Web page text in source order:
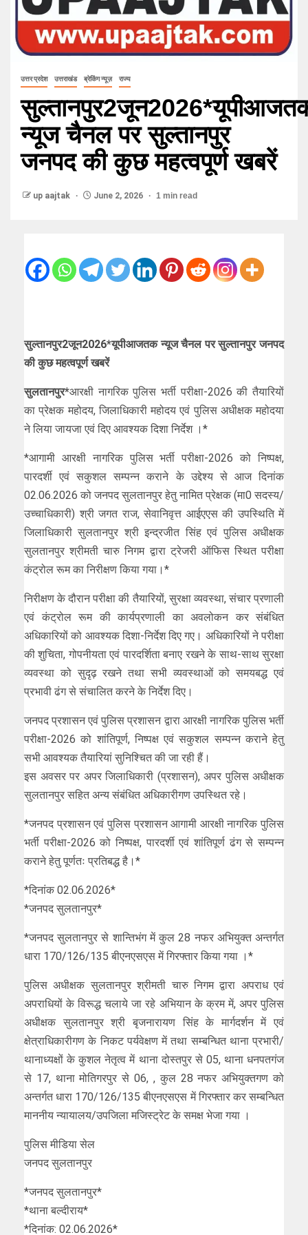
उत्तर प्रदेश उत्तराखंड ब्रेकिंग न्यूज़ राज्य
न्यूज चैनल पर सुल्तानपुर
जनपद की कुछ महत्वपूर्ण खबरें
up aajtak June 2, 2026 1 min read
सुल्तानपुर2जून2026*यूपीआजतक न्यूज चैनल पर सुल्तानपुर जनपद
की कुछ महत्वपूर्ण खबरें
सुलतानपुर*आरक्षी नागरिक पुलिस भर्ती परीक्षा-2026 की तैयारियों
का प्रेक्षक महोदय, जिलाधिकारी महोदय एवं पुलिस अधीक्षक महोदया
ने लिया जायजा एवं दिए आवश्यक दिशा निर्देश ।*
*आगामी आरक्षी नागरिक पुलिस भर्ती परीक्षा-2026 को निष्पक्ष,
पारदर्शी एवं सकुशल सम्पन्न कराने के उद्देश्य से आज दिनांक
02.06.2026 को जनपद सुलतानपुर हेतु नामित प्रेक्षक (मा0 सदस्य/
उच्चाधिकारी) श्री जगत राज, सेवानिवृत्त आईएएस की उपस्थिति में
जिलाधिकारी सुलतानपुर श्री इन्द्रजीत सिंह एवं पुलिस अधीक्षक
सुलतानपुर श्रीमती चारु निगम द्वारा ट्रेजरी ऑफिस स्थित परीक्षा
कंट्रोल रूम का निरीक्षण किया गया।*
निरीक्षण के दौरान परीक्षा की तैयारियों, सुरक्षा व्यवस्था, संचार प्रणाली
एवं कंट्रोल रूम की कार्यप्रणाली का अवलोकन कर संबंधित
अधिकारियों को आवश्यक दिशा-निर्देश दिए गए। अधिकारियों ने परीक्षा
की शुचिता, गोपनीयता एवं पारदर्शिता बनाए रखने के साथ-साथ सुरक्षा
व्यवस्था को सुदृढ़ रखने तथा सभी व्यवस्थाओं को समयबद्ध एवं
प्रभावी ढंग से संचालित करने के निर्देश दिए।
जनपद प्रशासन एवं पुलिस प्रशासन द्वारा आरक्षी नागरिक पुलिस भर्ती
परीक्षा-2026 को शांतिपूर्ण, निष्पक्ष एवं सकुशल सम्पन्न कराने हेतु
सभी आवश्यक तैयारियां सुनिश्चित की जा रही हैं।
इस अवसर पर अपर जिलाधिकारी (प्रशासन), अपर पुलिस अधीक्षक
सुलतानपुर सहित अन्य संबंधित अधिकारीगण उपस्थित रहे।
*जनपद प्रशासन एवं पुलिस प्रशासन आगामी आरक्षी नागरिक पुलिस
भर्ती परीक्षा-2026 को निष्पक्ष, पारदर्शी एवं शांतिपूर्ण ढंग से सम्पन्न
कराने हेतु पूर्णतः प्रतिबद्ध है।*
*दिनांक 02.06.2026*
*जनपद सुलतानपुर*
*जनपद सुलतानपुर से शान्तिभंग में कुल 28 नफर अभियुक्त अन्तर्गत
धारा 170/126/135 बीएनएसएस में गिरफ्तार किया गया ।*
पुलिस अधीक्षक सुलतानपुर श्रीमती चारु निगम द्वारा अपराध एवं
अपराधियों के विरूद्ध चलाये जा रहे अभियान के क्रम में, अपर पुलिस
अधीक्षक सुलतानपुर श्री बृजनारायण सिंह के मार्गदर्शन में एवं
क्षेत्राधिकारीगण के निकट पर्यवेक्षण में तथा सम्बन्धित थाना प्रभारी/
थानाध्यक्षों के कुशल नेतृत्व में थाना दोस्तपुर से 05, थाना धनपतगंज
से 17, थाना मोतिगरपुर से 06, , कुल 28 नफर अभियुक्तगण को
अन्तर्गत धारा 170/126/135 बीएनएसएस में गिरफ्तार कर सम्बन्धित
माननीय न्यायालय/उपजिला मजिस्ट्रेट के समक्ष भेजा गया ।
पुलिस मीडिया सेल
जनपद सुलतानपुर
*जनपद सुलतानपुर*
*थाना बल्दीराय*
*दिनांक: 02.06.2026*